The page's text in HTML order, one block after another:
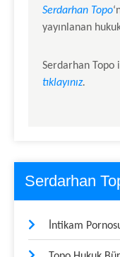
Serdarhan Topo
yayınlanan
Serdarhan Topo
tıklayınız.
Serdarhan
İntikam